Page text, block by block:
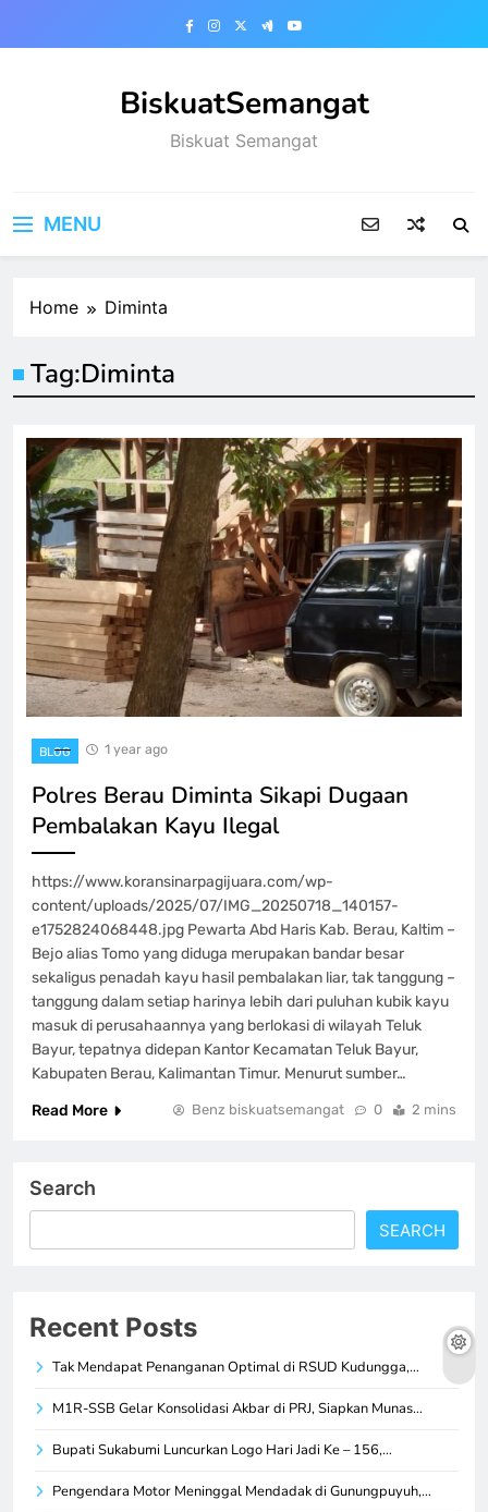
BiskuatSemangat
Biskuat Semangat
MENU
Home Diminta
Tag:Diminta
BLOG 1 year ago
Polres Berau Diminta Sikapi Dugaan
Pembalakan Kayu Ilegal
https://www.koransinarpagijuara.com/wp-
content/uploads/2025/07/IMG_20250718_140157-
e1752824068448.jpg Pewarta Abd Haris Kab. Berau, Kaltim –
Bejo alias Tomo yang diduga merupakan bandar besar
sekaligus penadah kayu hasil pembalakan liar, tak tanggung –
tanggung dalam setiap harinya lebih dari puluhan kubik kayu
masuk di perusahaannya yang berlokasi di wilayah Teluk
Bayur, tepatnya didepan Kantor Kecamatan Teluk Bayur,
Kabupaten Berau, Kalimantan Timur. Menurut sumber…
Read More
Benz biskuatsemangat 0 2 mins
Search
SEARCH
Recent Posts
Tak Mendapat Penanganan Optimal di RSUD Kudungga,…
M1R-SSB Gelar Konsolidasi Akbar di PRJ, Siapkan Munas…
Bupati Sukabumi Luncurkan Logo Hari Jadi Ke – 156,…
Pengendara Motor Meninggal Mendadak di Gunungpuyuh,…